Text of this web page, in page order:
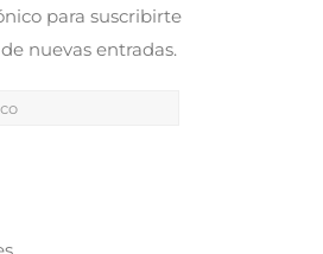
para suscribirte
nuevas entradas.